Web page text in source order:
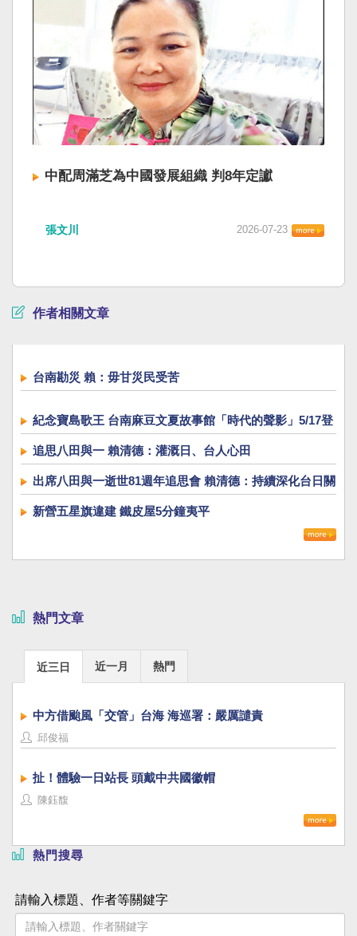
中配周滿芝為中國發展組織 判8年定讞
張文川 2026-07-23
作者相關文章
台南勘災 賴：毋甘災民受苦
紀念寶島歌王 台南麻豆文夏故事館「時代的聲影」5/17登
場
追思八田與一 賴清德：灌溉日、台人心田
出席八田與一逝世81週年追思會 賴清德：持續深化台日關
係
新營五星旗違建 鐵皮屋5分鐘夷平
熱門文章
近三日 近一月 熱門
中方借颱風「交管」台海 海巡署：嚴厲譴責
邱俊福
扯！體驗一日站長 頭戴中共國徽帽
陳鈺馥
熱門搜尋
請輸入標題、作者等關鍵字